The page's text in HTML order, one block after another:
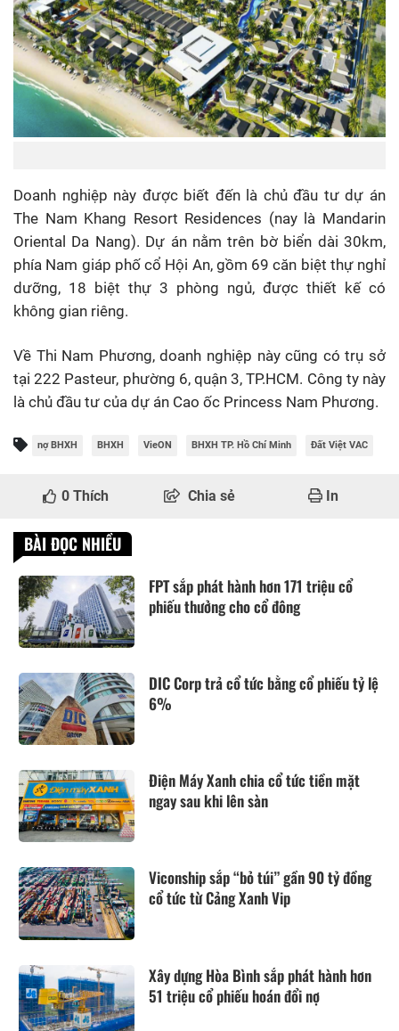
Doanh nghiệp này được biết đến là chủ đầu tư dự án
The Nam Khang Resort Residences (nay là Mandarin
Oriental Da Nang). Dự án nằm trên bờ biển dài 30km,
phía Nam giáp phố cổ Hội An, gồm 69 căn biệt thự nghỉ
dưỡng, 18 biệt thự 3 phòng ngủ, được thiết kế có
không gian riêng.
Về Thi Nam Phương, doanh nghiệp này cũng có trụ sở
tại 222 Pasteur, phường 6, quận 3, TP.HCM. Công ty này
là chủ đầu tư của dự án Cao ốc Princess Nam Phương.
nợ BHXH BHXH VieON BHXH TP. Hồ Chí Minh Đất Việt VAC
0 Thích Chia sẻ In
BÀI ĐỌC NHIỀU
FPT sắp phát hành hơn 171 triệu cổ
phiếu thưởng cho cổ đông
DIC Corp trả cổ tức bằng cổ phiếu tỷ lệ
6%
Điện Máy Xanh chia cổ tức tiền mặt
ngay sau khi lên sàn
Viconship sắp “bỏ túi” gần 90 tỷ đồng
cổ tức từ Cảng Xanh Vip
Xây dựng Hòa Bình sắp phát hành hơn
51 triệu cổ phiếu hoán đổi nợ